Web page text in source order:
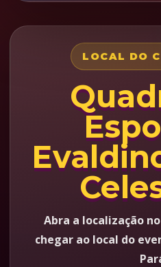
LOCAL DO
Abra a localização
chegar ao local do